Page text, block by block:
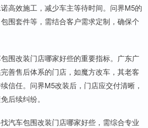
高效施工，减少车主等待时间。问界M5的
围套件等，需结合客户需求定制，确保个
围改装门店哪家好些的重要指标。广东广
善售后体系的门店，如魔方改车，其老客
信任。问界M5改装后，门店应交付清晰，
后续纠纷。
汽车包围改装门店哪家好些，需综合专业